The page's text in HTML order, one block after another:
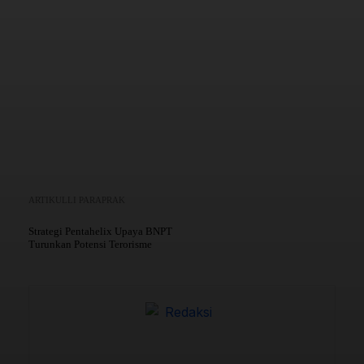
Strategi Pentahelix Upaya BNPT
Turunkan Potensi Terorisme